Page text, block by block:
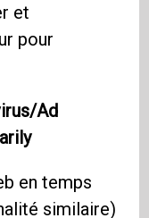
et
pour
Ad
en temps
similaire)